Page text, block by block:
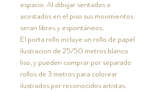
espacio. Al dibujar sentados o
acostados en el piso sus movimientos
seran libres y espontáneos.
El porta rollo incluye un rollo de papel
ilustracion de 25/50 metros blanco
liso, y pueden comprar por separado
rollos de 3 metros para colorear
ilustrados por reconocidos artistas.